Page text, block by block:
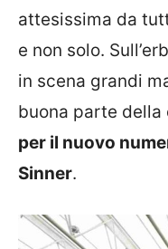
attesissima da
e non solo.
in scena grandi
buona parte
per il nuovo
Sinner.